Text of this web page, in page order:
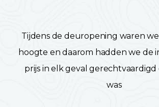
Tijdens de deuropening waren
hoogte en daarom hadden we de
prijs in elk geval gerechtvaardigd
was